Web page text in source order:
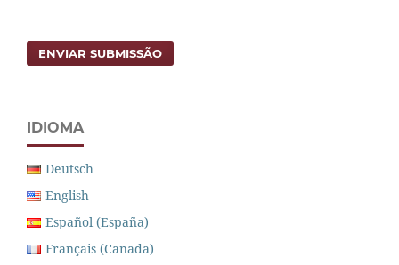
ENVIAR SUBMISSÃO
IDIOMA
Deutsch
English
Español (España)
Français (Canada)